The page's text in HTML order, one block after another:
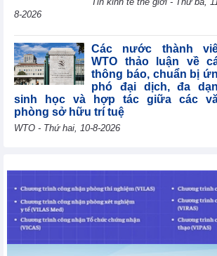
đồng
8-2026
Các nước thành
WTO thảo luận về
thông báo, chuẩn bị
phó đại dịch, đa
sinh học và hợp tác giữa các
phòng sở hữu trí tuệ
WTO - Thứ hai, 10-8-2026
WTO năm 2026, cảm
các nước thành viên
sự hợp tác liên tục
WTO - Thứ hai, 10-8-2026